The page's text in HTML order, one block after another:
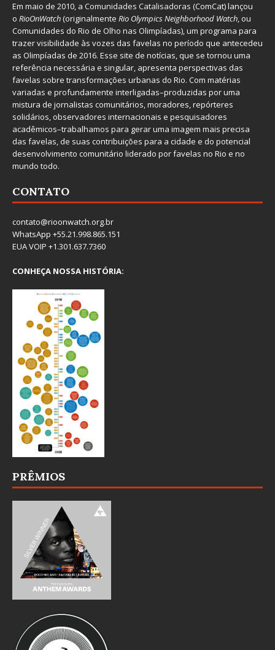
Em maio de 2010, a Comunidades Catalisadoras (ComCat) lançou
o RioOnWatch(originalmente Rio Olympics Neighborhood Watch, ou
Comunidades do Rio de Olho nas Olimpíadas), um programa para
trazer visibilidade às vozes das favelas no período que antecedeu
as Olimpíadas de 2016. Esse site de notícias, que se tornou uma
referência necessária e singular, apresenta perspectivas das
favelas sobre transformações urbanas do Rio. Com matérias
variadas e profundamente interligadas–produzidas por uma
mistura de jornalistas comunitários, moradores, repórteres
solidários, observadores internacionais e pesquisadores
acadêmicos–trabalhamos para gerar uma imagem mais precisa
das favelas, de suas contribuições para a cidade e do potencial
desenvolvimento comunitário liderado por favelas no Rio e no
mundo todo.
CONTATO
contato@rioonwatch.org.br
WhatsApp +55.21.998.865.151
EUA VOIP +1.301.637.7360
CONHEÇA NOSSA HISTÓRIA:
PRÊMIOS